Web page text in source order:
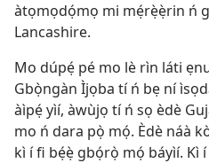
àtọmọdọ́mọ mi mẹ́rẹ̀ẹ̀rin ń
Lancashire.
Mo dúpẹ́ pé mo lè rìn láti
Gbọ̀ngàn Ìjọba tí ń bẹ ní
àìpẹ́ yìí, àwùjọ tí ń sọ èdè
mo ń dara pọ̀ mọ́. Èdè náà
kì í fi bẹ́ẹ̀ gbọ́rọ̀ mọ́ báyìí. Kì